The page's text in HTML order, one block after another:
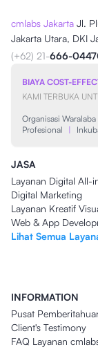
cmlabs Jakarta Jl.
Jakarta Utara, DKI
(+62) 21-666-
BIAYA COST-
KAMI TERBUKA
Organisasi Waralaba
Profesional
|
JASA
Layanan Digital All-
Digital Marketing
Layanan Kreatif
Web & App
Lihat Semua
INFORMATION
Pusat
Client's Testimony
FAQ Layanan